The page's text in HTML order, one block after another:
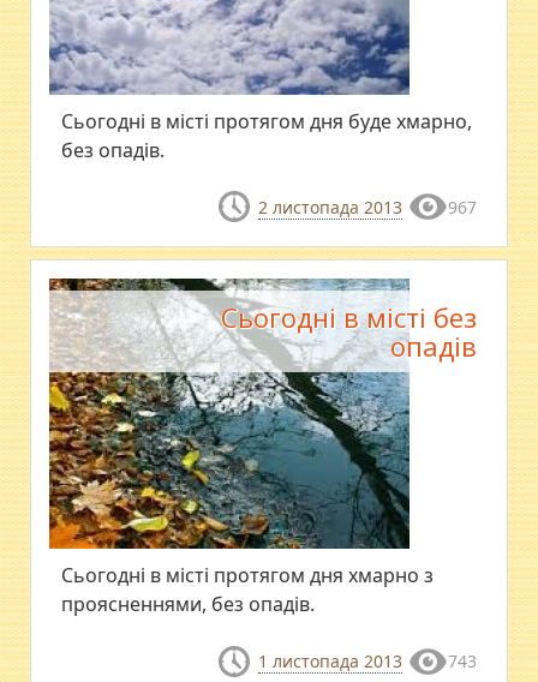
Сьогодні в місті протягом дня буде хмарно,
без опадів.
2 листопада 2013 967
Сьогодні в місті без
опадів
Сьогодні в місті протягом дня хмарно з
проясненнями, без опадів.
1 листопада 2013 743